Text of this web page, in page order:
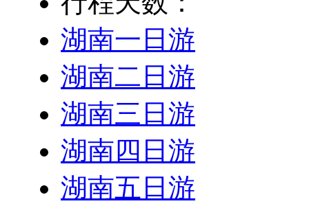
湖南一日游
湖南二日游
湖南三日游
湖南四日游
湖南五日游